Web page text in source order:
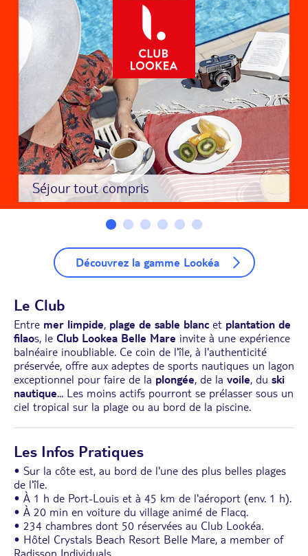
Séjour tout compris
Découvrez la gamme Lookéa
Le Club
Entre mer limpide, plage de sable blanc et plantation de
filaos, le Club Lookea Belle Mare invite à une expérience
balnéaire inoubliable. Ce coin de l'île, à l'authenticité
préservée, offre aux adeptes de sports nautiques un lagon
exceptionnel pour faire de la plongée, de la voile, du ski
nautique... Les moins actifs pourront se prélasser sous un
ciel tropical sur la plage ou au bord de la piscine.
Les Infos Pratiques
• Sur la côte est, au bord de l'une des plus belles plages
de l'île.
• À 1 h de Port-Louis et à 45 km de l'aéroport (env. 1 h).
• À 20 min en voiture du village animé de Flacq.
• 234 chambres dont 50 réservées au Club Lookéa.
• Hôtel Crystals Beach Resort Belle Mare, a member of
Radisson Individuals.